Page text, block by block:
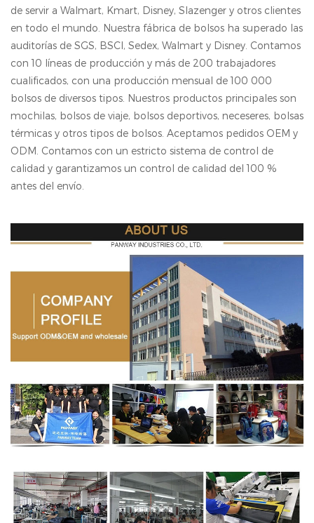
de servir a Walmart, Kmart, Disney, Slazenger y otros clientes
en todo el mundo. Nuestra fábrica de bolsos ha superado las
auditorías de SGS, BSCl, Sedex, Walmart y Disney. Contamos
con 10 líneas de producción y más de 200 trabajadores
cualificados, con una producción mensual de 100 000
bolsos de diversos tipos. Nuestros productos principales son
mochilas, bolsos de viaje, bolsos deportivos, neceseres, bolsas
térmicas y otros tipos de bolsos. Aceptamos pedidos OEM y
ODM. Contamos con un estricto sistema de control de
calidad y garantizamos un control de calidad del 100 %
antes del envío.